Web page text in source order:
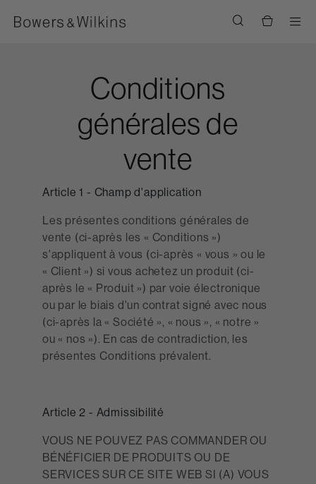
Conditions
générales de
vente
Article 1 - Champ d'application
Les présentes conditions générales de
vente (ci-après les « Conditions »)
s'appliquent à vous (ci-après « vous » ou le
« Client ») si vous achetez un produit (ci-
après le « Produit ») par voie électronique
ou par le biais d'un contrat signé avec nous
(ci-après la « Société », « nous », « notre »
ou « nos »). En cas de contradiction, les
présentes Conditions prévalent.
Article 2 - Admissibilité
VOUS NE POUVEZ PAS COMMANDER OU
BÉNÉFICIER DE PRODUITS OU DE
SERVICES SUR CE SITE WEB SI (A) VOUS